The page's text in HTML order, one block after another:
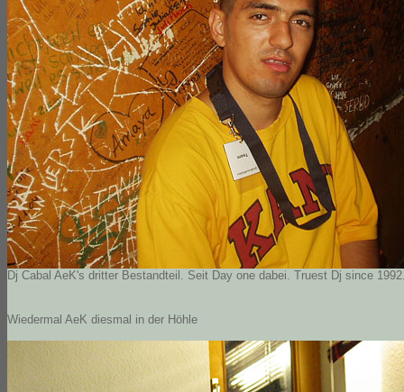
Dj Cabal AeK's dritter Bestandteil. Seit Day one dabei. Truest Dj since
Wiedermal AeK diesmal in der Höhle